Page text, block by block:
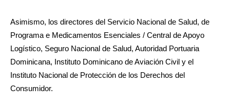
Asimismo, los directores del Servicio Nacional de Salud, de
Programa e Medicamentos Esenciales / Central de Apoyo
Logístico, Seguro Nacional de Salud, Autoridad Portuaria
Dominicana, Instituto Dominicano de Aviación Civil y el
Instituto Nacional de Protección de los Derechos del
Consumidor.